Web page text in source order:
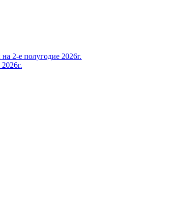
2-е полугодие 2026г.